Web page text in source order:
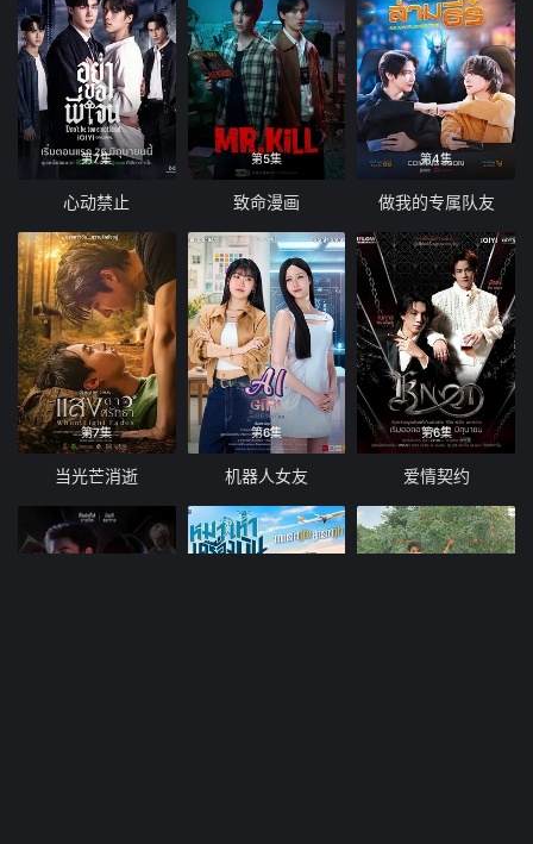
第7集
心动禁止
第5集
致命漫画
第4集
做我的专属队友
第7集
当光芒消逝
第6集
机器人女友
第6集
爱情契约